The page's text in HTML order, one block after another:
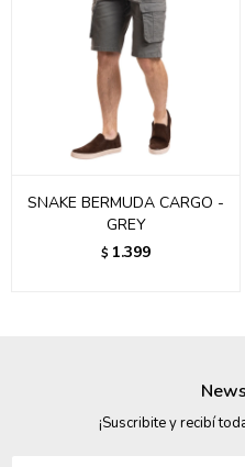
SNAKE BERMUDA CARGO -
GREY
$ 1.399
¡Suscribite y recibí